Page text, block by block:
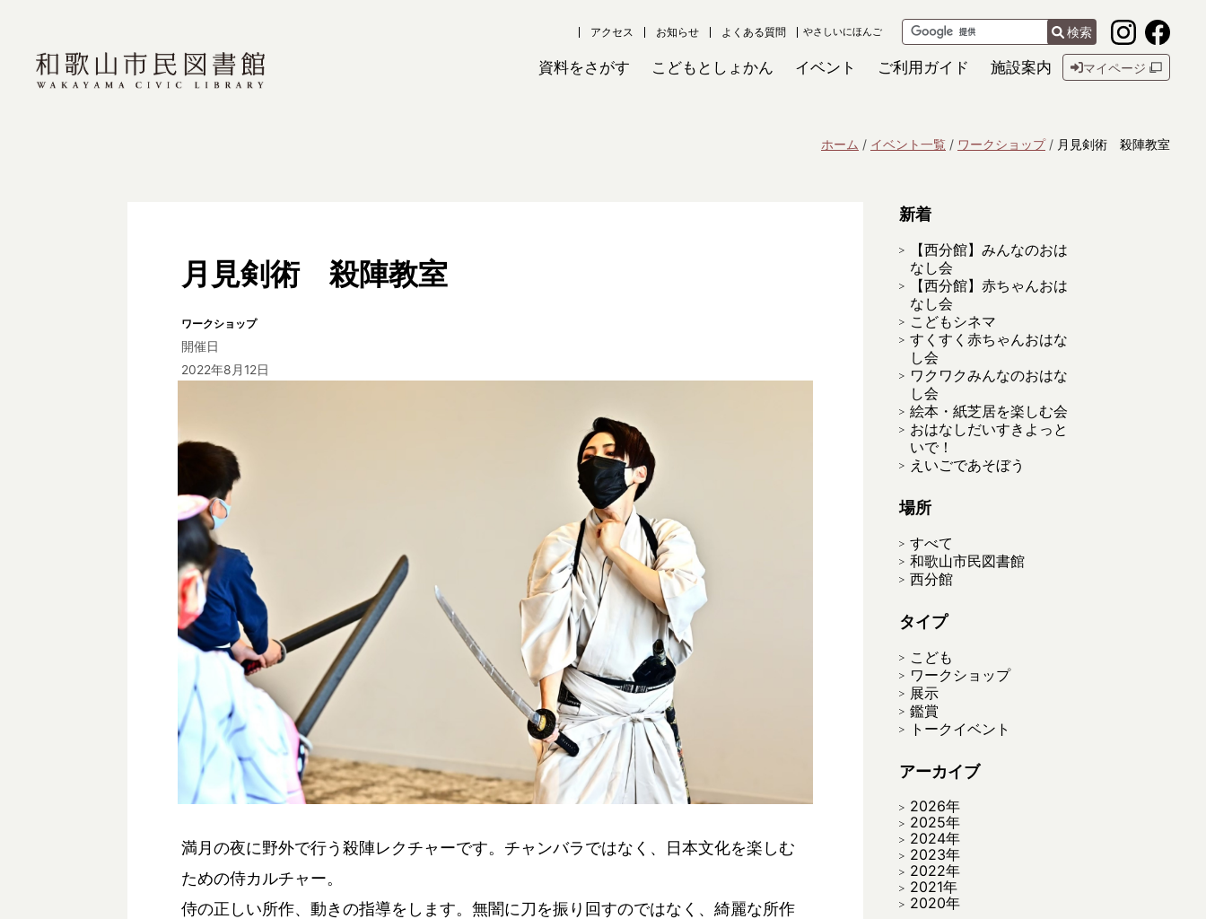
アクセス お知らせ よくある質問 やさしいにほんご 検索
資料をさがす こどもとしょかん イベント ご利用ガイド 施設案内 マイページ
ホーム イベント一覧 ワークショップ 月見剣術 殺陣教室
月見剣術 殺陣教室
ワークショップ
開催日
2022年8月12日
満月の夜に野外で行う殺陣レクチャーです。チャンバラではなく、日本文化を楽しむ
ための侍カルチャー。
侍の正しい所作、動きの指導をします。無闇に刀を振り回すのではなく、綺麗な所作
新着
【西分館】みんなのおは
なし会
【西分館】赤ちゃんおは
なし会
こどもシネマ
すくすく赤ちゃんおはな
し会
ワクワクみんなのおはな
し会
絵本・紙芝居を楽しむ会
おはなしだいすきよっと
いで！
えいごであそぼう
場所
すべて
和歌山市民図書館
西分館
タイプ
こども
ワークショップ
展示
鑑賞
トークイベント
アーカイブ
2026年
2025年
2024年
2023年
2022年
2021年
2020年